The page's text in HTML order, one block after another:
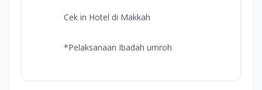
Cek in Hotel di Makkah
*Pelaksanaan Ibadah umroh